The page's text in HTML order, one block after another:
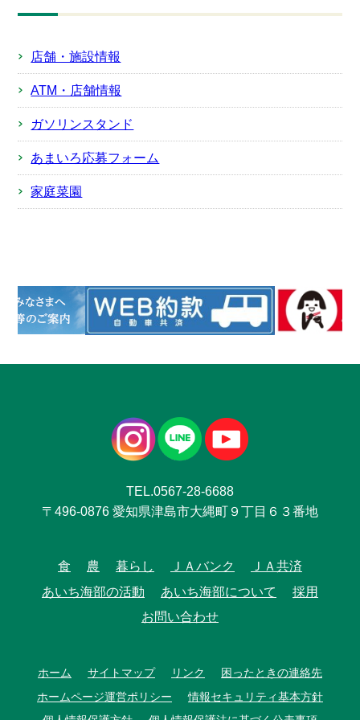
店舗・施設情報
ATM・店舗情報
ガソリンスタンド
あまいろ応募フォーム
家庭菜園
TEL.0567-28-6688
〒496-0876 愛知県津島市大縄町９丁目６３番地
食 農 暮らし ＪＡバンク
ＪＡ共済
あいち海部の活動
あいち海部について
採用
お問い合わせ
ホーム サイトマップ リンク
困ったときの連絡先
ホームページ運営ポリシー
情報セキュリティ基本方針